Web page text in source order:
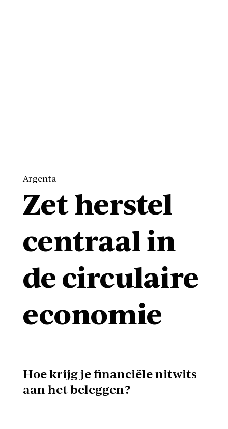
Argenta
Zet herstel
centraal in
de circulaire
economie
Hoe krijg je financiële nitwits
aan het beleggen?